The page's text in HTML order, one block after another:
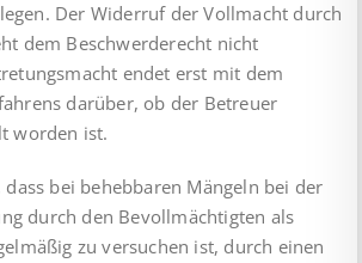
Der Widerruf der Vollmacht durch
dem Beschwerderecht nicht
endet erst mit dem
darüber, ob der Betreuer
worden ist.
dass bei behebbaren Mängeln bei der
durch den Bevollmächtigten als
zu versuchen ist, durch einen